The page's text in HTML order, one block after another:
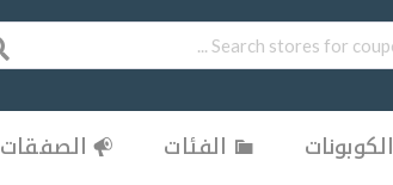
الكوبونات الفئات الصفقات